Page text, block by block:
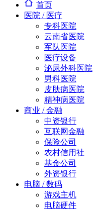
首页
医院 / 医疗
专科医院
云南省医院
军队医院
医疗设备
泌尿外科医院
男科医院
皮肤病医院
精神病医院
商业 / 金融
中资银行
互联网金融
保险公司
农村信用社
基金公司
外资银行
电脑 / 数码
游戏主机
电脑硬件